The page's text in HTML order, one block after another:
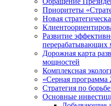
Приоритеты
Новая
Развитие
перерабатывающих
Дорожная карта
мощностей
Комплексная
«Серная программа
Стратегия по
Основные